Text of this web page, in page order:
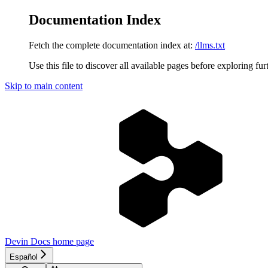
Documentation Index
Fetch the complete documentation index at: /llms.txt
Use this file to discover all available pages before exploring
Skip to main content
Devin Docs home page
Español